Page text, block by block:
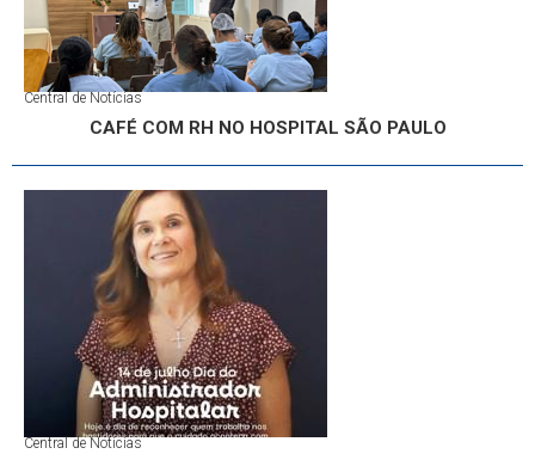
Central de Notícias
CAFÉ COM RH NO HOSPITAL SÃO PAULO
Central de Notícias